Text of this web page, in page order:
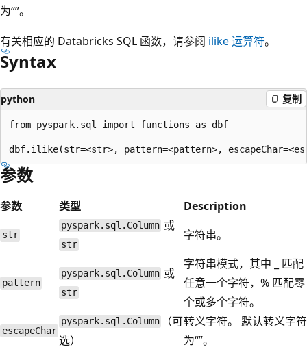
为“”。
有关相应的 Databricks SQL 函数，请参阅 ilike运算符。
Syntax
python 复制
from pyspark.sql import functions as dbf
参数
参数 类型 Description
str
pyspark.sql.Column 或
str
字符串。
pattern
pyspark.sql.Column 或
str
字符串模式，其中 _ 匹配
任意一个字符，% 匹配零
个或多个字符。
escapeChar
pyspark.sql.Column
（可
选）
转义字符。 默认转义字符
为“”。